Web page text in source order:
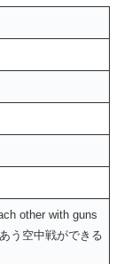
other with guns
う空中戦ができる